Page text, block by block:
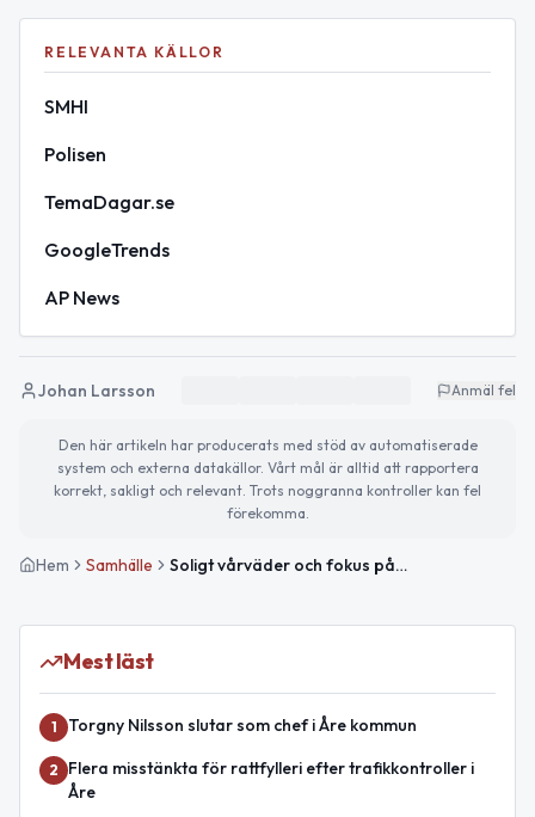
RELEVANTA KÄLLOR
SMHI
Polisen
TemaDagar.se
GoogleTrends
AP News
Johan Larsson Anmäl fel
Den här artikeln har producerats med stöd av automatiserade
system och externa datakällor. Vårt mål är alltid att rapportera
korrekt, sakligt och relevant. Trots noggranna kontroller kan fel
förekomma.
Hem Samhälle Soligt vårväder och fokus på binas viktiga roll
Mest läst
1 Torgny Nilsson slutar som chef i Åre kommun
2
Flera misstänkta för rattfylleri efter trafikkontroller i
Åre